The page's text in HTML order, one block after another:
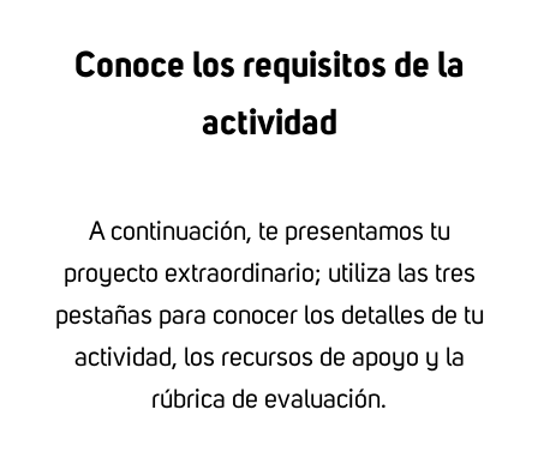
Conoce los requisitos de la
actividad
A continuación, te presentamos tu
proyecto extraordinario; utiliza las tres
pestañas para conocer los detalles de tu
actividad, los recursos de apoyo y la
rúbrica de evaluación.